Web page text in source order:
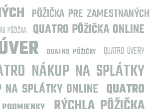
PÔŽIČKA PRE ZAMESTNANÝCH
PÔŽIČKA QUATRO PÔŽIČKA ONLINE
QUATRO PÔŽIČKY QUATRO ÚVERY
NÁKUP NA SPLÁTKY
NA SPLÁTKY ONLINE QUATRO